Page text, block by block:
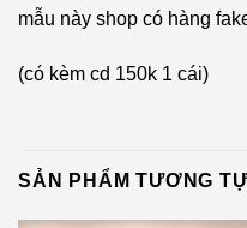
mẫu này shop có hàng
(có kèm cd 150k 1 cái)
SẢN PHẨM TƯƠNG